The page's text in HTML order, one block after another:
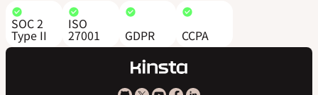
SOC 2
Type II
ISO
27001 GDPR CCPA